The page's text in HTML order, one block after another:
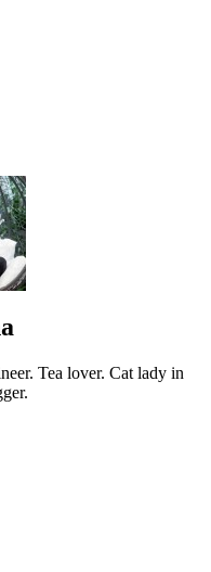
Tea lover. Cat lady in